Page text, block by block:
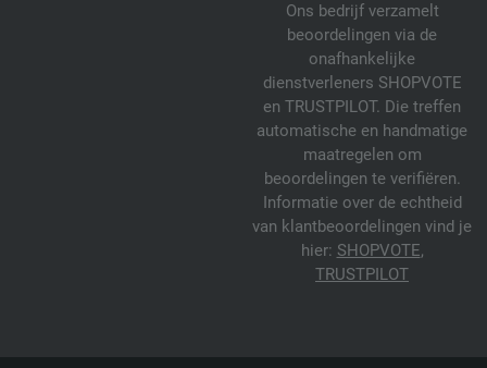
Ons bedrijf verzamelt
beoordelingen via de
onafhankelijke
dienstverleners SHOPVOTE
en TRUSTPILOT. Die treffen
automatische en handmatige
maatregelen om
beoordelingen te verifiëren.
Informatie over de echtheid
van klantbeoordelingen vind je
hier: SHOPVOTE,
TRUSTPILOT